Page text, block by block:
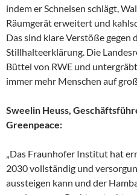
indem er Schneisen schlägt,
Räumgerät erweitert und
Das sind klare Verstöße gegen
Stillhalteerklärung. Die
Büttel von RWE und
immer mehr Menschen auf
Sweelin Heuss,
Greenpeace:
„Das Fraunhofer Institut hat
2030 vollständig und
aussteigen kann und der